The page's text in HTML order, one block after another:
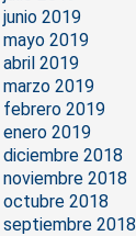
junio 2019
mayo 2019
abril 2019
marzo 2019
febrero 2019
enero 2019
diciembre 2018
noviembre 2018
octubre 2018
septiembre 2018